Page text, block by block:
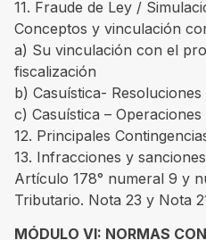
11. Fraude de Ley /
Conceptos y vinculación
a) Su vinculación con el
fiscalización
b) Casuística-
c) Casuística –
12. Principales
13. Infracciones y
Artículo 178° numeral 9 y
Tributario. Nota 23 y Nota
MÓDULO VI: NORMAS